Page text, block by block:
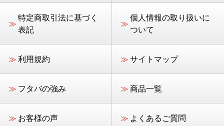
≫
特定商取引法に基づく
表記
≫
個人情報の取り扱いに
ついて
≫ 利用規約 ≫ サイトマップ
≫ フタバの強み ≫ 商品一覧
≫ お客様の声 ≫ よくあるご質問